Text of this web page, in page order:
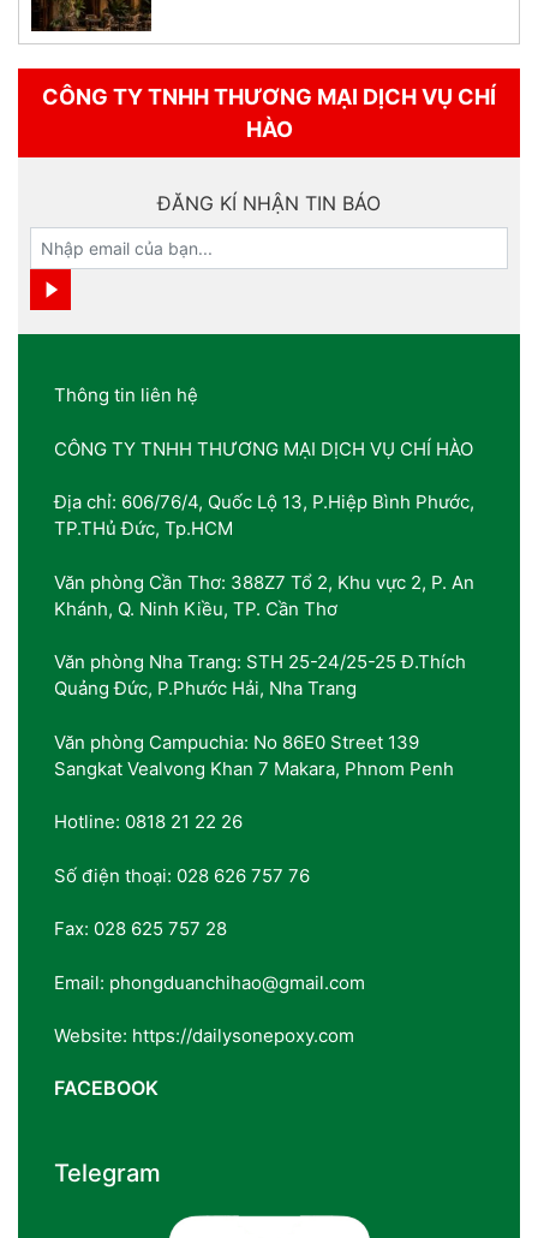
CÔNG TY TNHH THƯƠNG MẠI DỊCH VỤ CHÍ
HÀO
ĐĂNG KÍ NHẬN TIN BÁO
Thông tin liên hệ
CÔNG TY TNHH THƯƠNG MẠI DỊCH VỤ CHÍ HÀO
Địa chỉ: 606/76/4, Quốc Lộ 13, P.Hiệp Bình Phước,
TP.THủ Đức, Tp.HCM
Văn phòng Cần Thơ: 388Z7 Tổ 2, Khu vực 2, P. An
Khánh, Q. Ninh Kiều, TP. Cần Thơ
Văn phòng Nha Trang: STH 25-24/25-25 Đ.Thích
Quảng Đức, P.Phước Hải, Nha Trang
Văn phòng Campuchia: No 86E0 Street 139
Sangkat Vealvong Khan 7 Makara, Phnom Penh
Hotline: 0818 21 22 26
Số điện thoại: 028 626 757 76
Fax: 028 625 757 28
Email: phongduanchihao@gmail.com
Website: https://dailysonepoxy.com
FACEBOOK
Telegram